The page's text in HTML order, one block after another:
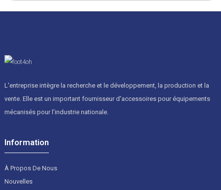
L'entreprise intègre la recherche et le développement, la production et la
vente. Elle est un important fournisseur d'accessoires pour équipements
mécanisés pour l'industrie nationale.
Information
À Propos De Nous
Nouvelles